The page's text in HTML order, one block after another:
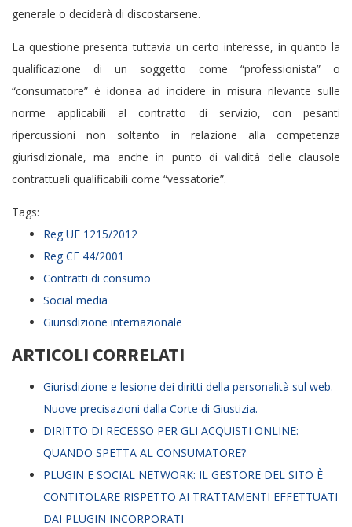
generale o deciderà di discostarsene.
La questione presenta tuttavia un certo interesse, in quanto la
qualificazione di un soggetto come “professionista” o
“consumatore” è idonea ad incidere in misura rilevante sulle
norme applicabili al contratto di servizio, con pesanti
ripercussioni non soltanto in relazione alla competenza
giurisdizionale, ma anche in punto di validità delle clausole
contrattuali qualificabili come “vessatorie”.
Tags:
Reg UE 1215/2012
Reg CE 44/2001
Contratti di consumo
Social media
Giurisdizione internazionale
ARTICOLI CORRELATI
Giurisdizione e lesione dei diritti della personalità sul web.
Nuove precisazioni dalla Corte di Giustizia.
DIRITTO DI RECESSO PER GLI ACQUISTI ONLINE:
QUANDO SPETTA AL CONSUMATORE?
PLUGIN E SOCIAL NETWORK: IL GESTORE DEL SITO È
CONTITOLARE RISPETTO AI TRATTAMENTI EFFETTUATI
DAI PLUGIN INCORPORATI